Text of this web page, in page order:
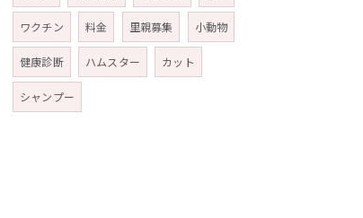
ワクチン 料金 里親募集 小動物
健康診断 ハムスター カット
シャンプー